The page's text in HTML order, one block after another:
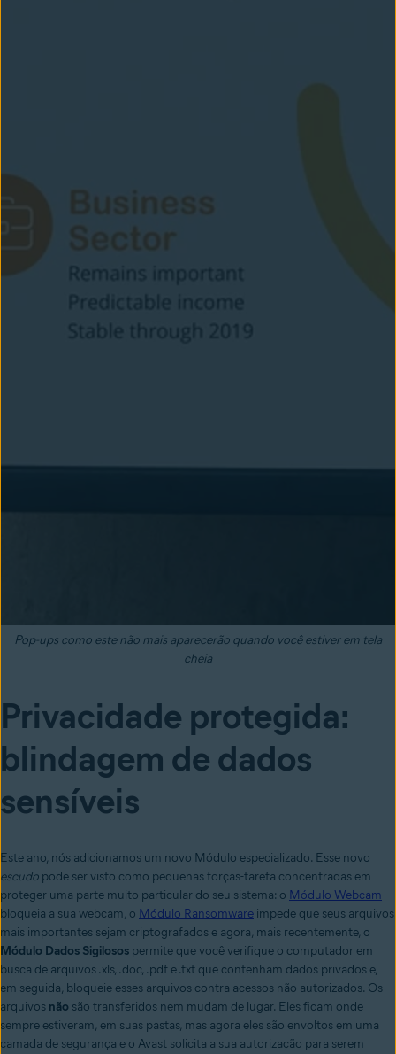
Pop-ups como este não mais aparecerão quando você estiver em tela
cheia
Privacidade protegida:
blindagem de dados
sensíveis
Este ano, nós adicionamos um novo Módulo especializado. Esse novo
escudo pode ser visto como pequenas forças-tarefa concentradas em
proteger uma parte muito particular do seu sistema: o Módulo Webcam
bloqueia a sua webcam, o Módulo Ransomware impede que seus arquivos
mais importantes sejam criptografados e agora, mais recentemente, o
Módulo Dados Sigilosos permite que você verifique o computador em
busca de arquivos .xls, .doc, .pdf e .txt que contenham dados privados e,
em seguida, bloqueie esses arquivos contra acessos não autorizados. Os
arquivos não são transferidos nem mudam de lugar. Eles ficam onde
sempre estiveram, em suas pastas, mas agora eles são envoltos em uma
camada de segurança e o Avast solicita a sua autorização para serem